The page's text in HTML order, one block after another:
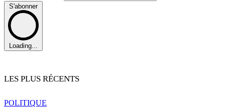
S'abonner
Loading...
LES PLUS RÉCENTS
POLITIQUE